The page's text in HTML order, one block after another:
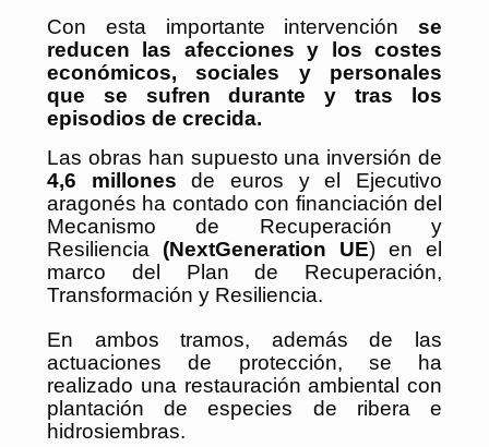
Con esta importante intervención se
reducen las afecciones y los costes
económicos, sociales y personales
que se sufren durante y tras los
episodios de crecida.
Las obras han supuesto una inversión de
4,6 millones de euros y el Ejecutivo
aragonés ha contado con financiación del
Mecanismo de Recuperación y
Resiliencia (NextGeneration UE) en el
marco del Plan de Recuperación,
Transformación y Resiliencia.
En ambos tramos, además de las
actuaciones de protección, se ha
realizado una restauración ambiental con
plantación de especies de ribera e
hidrosiembras.